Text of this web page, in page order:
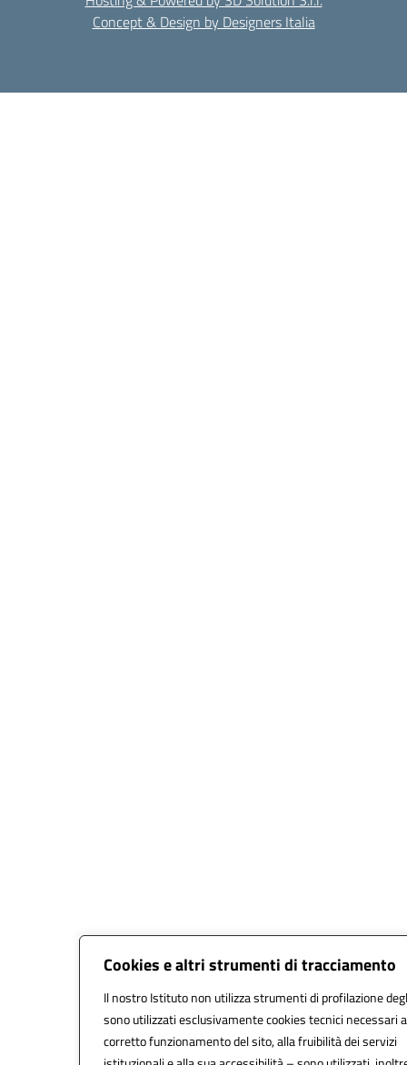
Cookies e altri strumenti di tracciamento
Il nostro Istituto non utilizza strumenti di profilazione
sono utilizzati esclusivamente cookies tecnici necessari
corretto funzionamento del sito, alla fruibilità dei servizi
Concept & Design by Designers Italia